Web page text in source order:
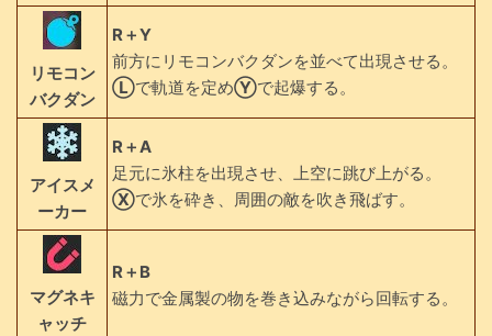
リモコン
バクダン
R＋Y
前方にリモコンバクダンを並べて出現させる。
Ⓛで軌道を定めⓎで起爆する。
アイスメ
ーカー
R＋A
足元に氷柱を出現させ、上空に跳び上がる。
Ⓧで氷を砕き、周囲の敵を吹き飛ばす。
マグネキ
ャッチ
R＋B
磁力で金属製の物を巻き込みながら回転する。